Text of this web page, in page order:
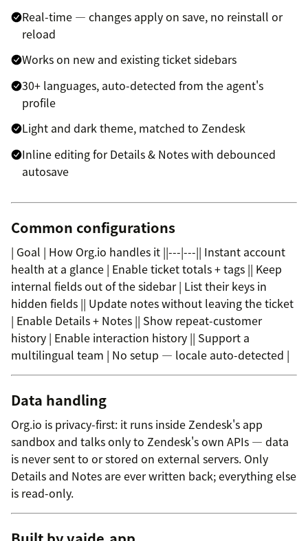
Real-time — changes apply on save, no reinstall or
reload
Works on new and existing ticket sidebars
30+ languages, auto-detected from the agent's
profile
Light and dark theme, matched to Zendesk
Inline editing for Details & Notes with debounced
autosave
Common configurations
| Goal | How Org.io handles it ||---|---|| Instant account
health at a glance | Enable ticket totals + tags || Keep
internal fields out of the sidebar | List their keys in
hidden fields || Update notes without leaving the ticket
| Enable Details + Notes || Show repeat-customer
history | Enable interaction history || Support a
multilingual team | No setup — locale auto-detected |
Data handling
Org.io is privacy-first: it runs inside Zendesk's app
sandbox and talks only to Zendesk's own APIs — data
is never sent to or stored on external servers. Only
Details and Notes are ever written back; everything else
is read-only.